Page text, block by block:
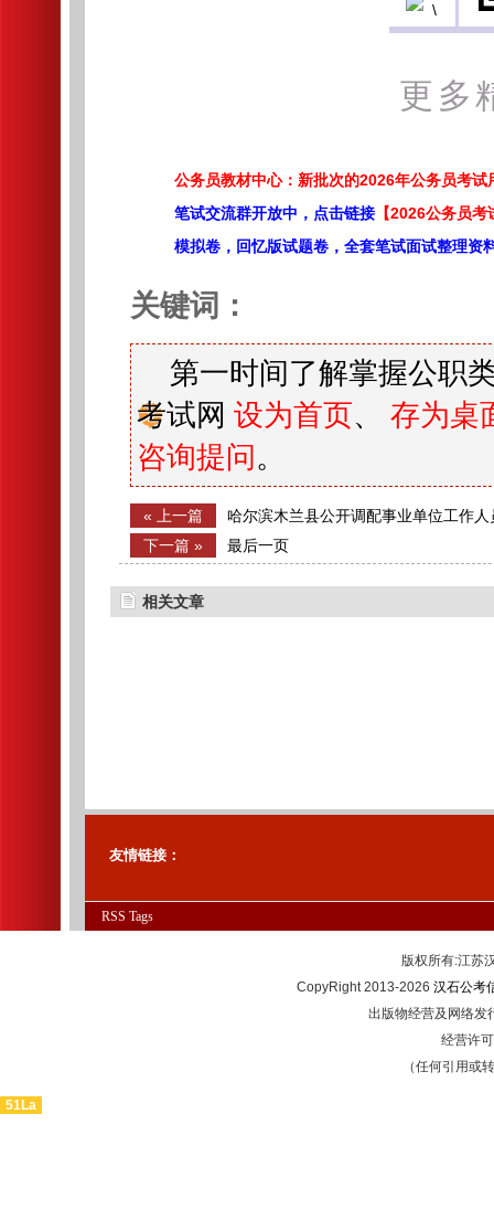
更多
公务员教材中心：新批次的2026年公务员考试
笔试交流群开放中，点击链接 【2026公务员
模拟卷，回忆版试题卷，全套笔试面试整理资
关键词：
第一时间了解掌握公职
考试网 设为首页、 存为桌
咨询提问 。
« 上一篇
哈尔滨木兰县公开调配事业单位工作人
下一篇 »
最后一页
相关文章
友情链接：
RSS Tags
版权所有:江
CopyRight 2013-2026 汉石公考
出版物经营及网络发
经营许
（任何引用或
51La